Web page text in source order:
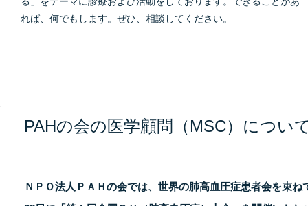
れば、何でもします。ぜひ、相談してください。
PAHの会の医学顧問（MSC）につい
ＮＰＯ法人ＰＡＨの会では、世界の肺高血圧症患者会を束